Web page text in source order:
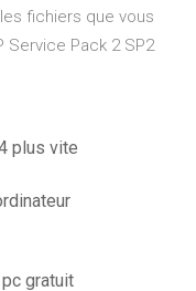
fichiers que vous
Service Pack 2 SP2
plus vite
gratuit